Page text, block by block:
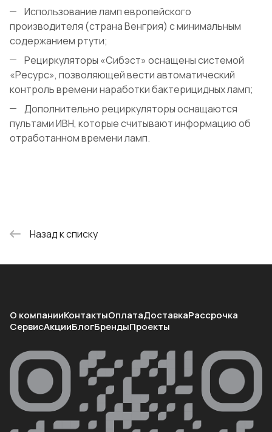
Использование ламп европейского
производителя (страна Венгрия) с минимальным
содержанием ртути;
Рециркуляторы «Сибэст» оснащены системой
«Ресурс», позволяющей вести автоматический
контроль времени наработки бактерицидных ламп;
Дополнительно рециркуляторы оснащаются
пультами ИВН, которые считывают информацию об
отработанном времени ламп.
Назад к списку
О компанииКонтактыОплатаДоставкаРассрочка
СервисАкцииБлогБрендыПроекты